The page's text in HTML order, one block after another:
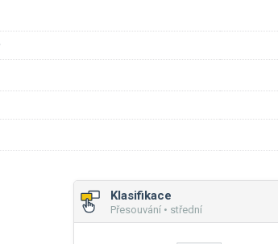
Klasifikace
Přesouvání • střední